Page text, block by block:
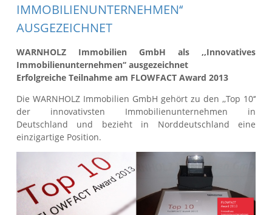
IMMOBILIENUNTERNEHMEN‘‘
AUSGEZEICHNET
WARNHOLZ Immobilien GmbH als ,,Innovatives
Immobilienunternehmen‘‘ ausgezeichnet
Erfolgreiche Teilnahme am FLOWFACT Award 2013
Die WARNHOLZ Immobilien GmbH gehört zu den ,,Top 10‘‘
der innovativsten Immobilienunternehmen in
Deutschland und bezieht in Norddeutschland eine
einzigartige Position.